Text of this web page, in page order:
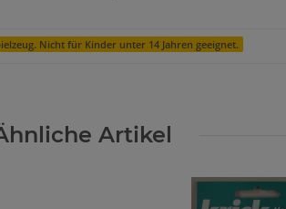
Nicht für Kinder unter 14 Jahren geeignet.
Artikel